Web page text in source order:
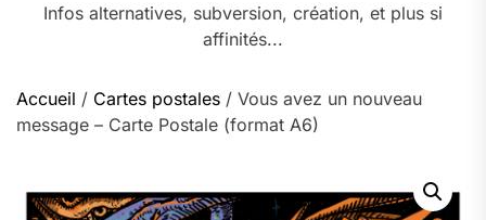
Infos alternatives, subversion, création, et plus si
affinités...
Accueil / Cartes postales / Vous avez un nouveau
message – Carte Postale (format A6)